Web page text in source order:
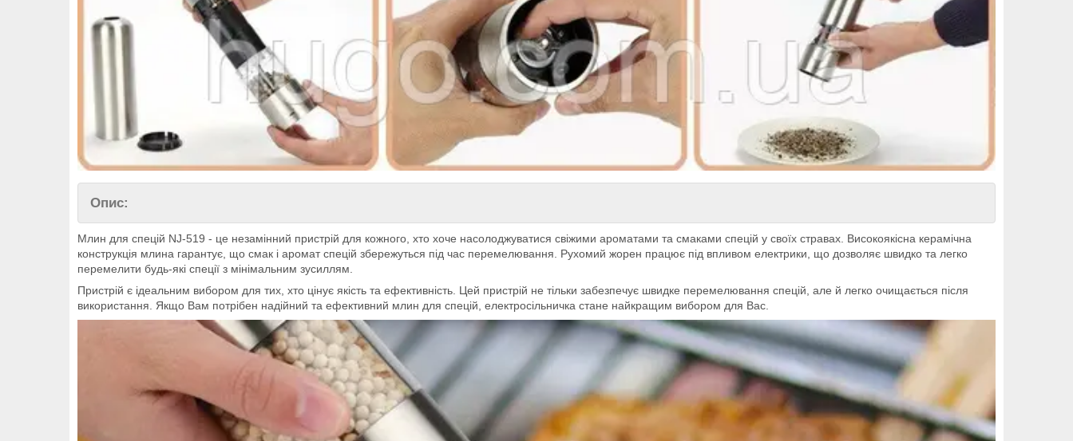
Опис:
Млин для спецій NJ-519 - це незамінний пристрій для кожного, хто хоче насолоджуватися свіжими ароматами та смаками спецій у своїх стравах. Високоякісна керамічна
конструкція млина гарантує, що смак і аромат спецій збережуться під час перемелювання. Рухомий жорен працює під впливом електрики, що дозволяє швидко та легко
перемелити будь-які спеції з мінімальним зусиллям.
Пристрій є ідеальним вибором для тих, хто цінує якість та ефективність. Цей пристрій не тільки забезпечує швидке перемелювання спецій, але й легко очищається після
використання. Якщо Вам потрібен надійний та ефективний млин для спецій, електросільничка стане найкращим вибором для Вас.